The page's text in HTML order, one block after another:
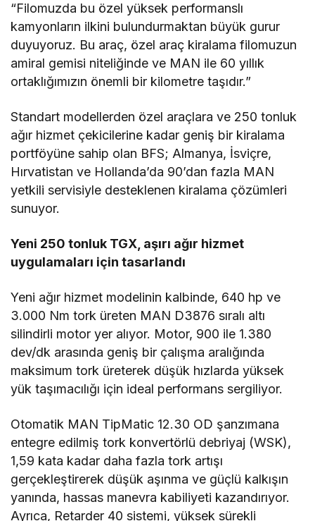
“Filomuzda bu özel yüksek performanslı
kamyonların ilkini bulundurmaktan büyük gurur
duyuyoruz. Bu araç, özel araç kiralama filomuzun
amiral gemisi niteliğinde ve MAN ile 60 yıllık
ortaklığımızın önemli bir kilometre taşıdır.”
Standart modellerden özel araçlara ve 250 tonluk
ağır hizmet çekicilerine kadar geniş bir kiralama
portföyüne sahip olan BFS; Almanya, İsviçre,
Hırvatistan ve Hollanda’da 90’dan fazla MAN
yetkili servisiyle desteklenen kiralama çözümleri
sunuyor.
Yeni 250 tonluk TGX, aşırı ağır hizmet
uygulamaları için tasarlandı
Yeni ağır hizmet modelinin kalbinde, 640 hp ve
3.000 Nm tork üreten MAN D3876 sıralı altı
silindirli motor yer alıyor. Motor, 900 ile 1.380
dev/dk arasında geniş bir çalışma aralığında
maksimum tork üreterek düşük hızlarda yüksek
yük taşımacılığı için ideal performans sergiliyor.
Otomatik MAN TipMatic 12.30 OD şanzımana
entegre edilmiş tork konvertörlü debriyaj (WSK),
1,59 kata kadar daha fazla tork artışı
gerçekleştirerek düşük aşınma ve güçlü kalkışın
yanında, hassas manevra kabiliyeti kazandırıyor.
Ayrıca, Retarder 40 sistemi, yüksek sürekli